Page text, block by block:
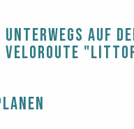
Unterwegs auf
Veloroute